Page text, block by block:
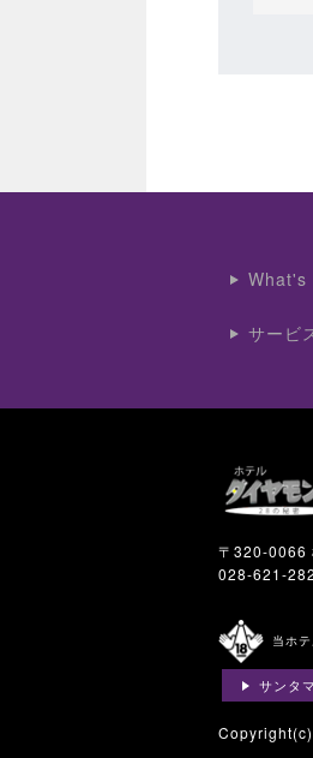
What's
サービ
〒320-0066
028-621-
当ホ
サンタ
Copyright(c)